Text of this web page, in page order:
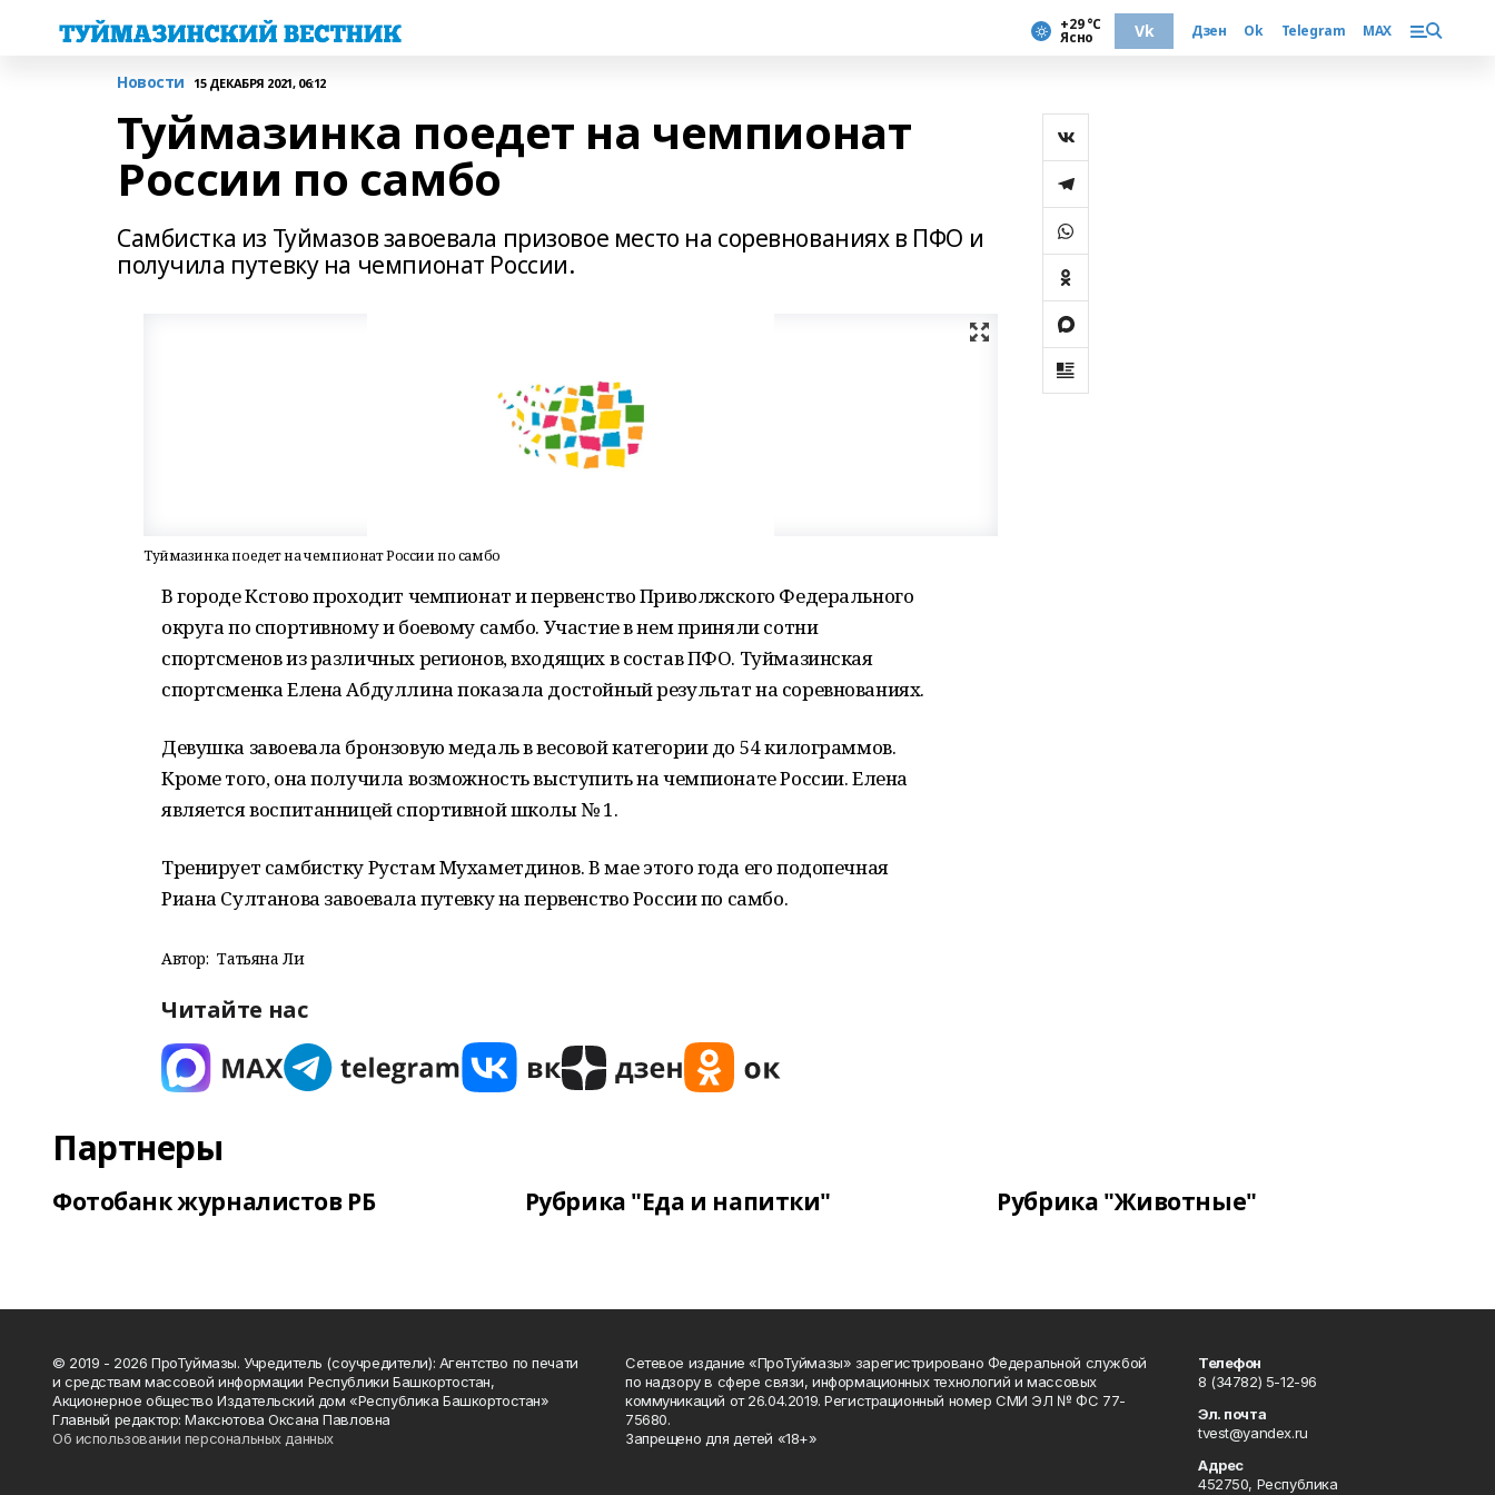
+29 °С
Ясно Vk Дзен Ok Telegram MAX
Новости 15 ДЕКАБРЯ 2021, 06:12
Туймазинка поедет на чемпионат
России по самбо
Самбистка из Туймазов завоевала призовое место на соревнованиях в ПФО и
получила путевку на чемпионат России.
Туймазинка поедет на чемпионат России по самбо
В городе Кстово проходит чемпионат и первенство Приволжского Федерального
округа по спортивному и боевому самбо. Участие в нем приняли сотни
спортсменов из различных регионов, входящих в состав ПФО. Туймазинская
спортсменка Елена Абдуллина показала достойный результат на соревнованиях.
Девушка завоевала бронзовую медаль в весовой категории до 54 килограммов.
Кроме того, она получила возможность выступить на чемпионате России. Елена
является воспитанницей спортивной школы № 1.
Тренирует самбистку Рустам Мухаметдинов. В мае этого года его подопечная
Риана Султанова завоевала путевку на первенство России по самбо.
Автор: Татьяна Ли
Читайте нас
Партнеры
Фотобанк журналистов РБ Рубрика "Еда и напитки" Рубрика "Животные"
© 2019 - 2026 ПроТуймазы. Учредитель (соучредители): Агентство по печати
и средствам массовой информации Республики Башкортостан,
Акционерное общество Издательский дом «Республика Башкортостан»
Главный редактор: Максютова Оксана Павловна
Об использовании персональных данных
Сетевое издание «ПроТуймазы» зарегистрировано Федеральной службой
по надзору в сфере связи, информационных технологий и массовых
коммуникаций от 26.04.2019. Регистрационный номер СМИ ЭЛ № ФС 77-
75680.
Запрещено для детей «18+»
Телефон
8 (34782) 5-12-96
Эл. почта
tvest@yandex.ru
Адрес
452750, Республика